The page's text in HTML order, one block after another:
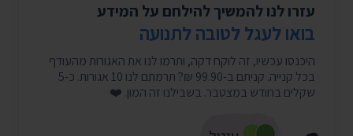
עזרו לנו להמשיך להילחם על המידע
בואו לעגל לטובה לתנועה
היכנסו עכשיו, זה לוקח דקה, ותרמו לנו את האגורות מהעודף
בכל קנייה. קניתם ב-99.90 ₪? תרמתם לנו 10 אגורות. כ-5
שקלים בחודש במצטבר. בשבילנו זה המון. ❤️